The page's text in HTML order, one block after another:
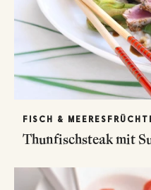
FISCH &
Thunfischsteak mit